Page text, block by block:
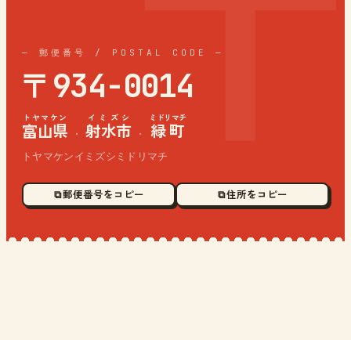
— 郵便番号 / POSTAL CODE —
〒934-0014
富山県
トヤマケン
· 射水市
イミズシ
· 緑町
ミドリマチ
トヤマケンイミズシミドリマチ
⧉ 郵便番号をコピー ⧉ 住所をコピー